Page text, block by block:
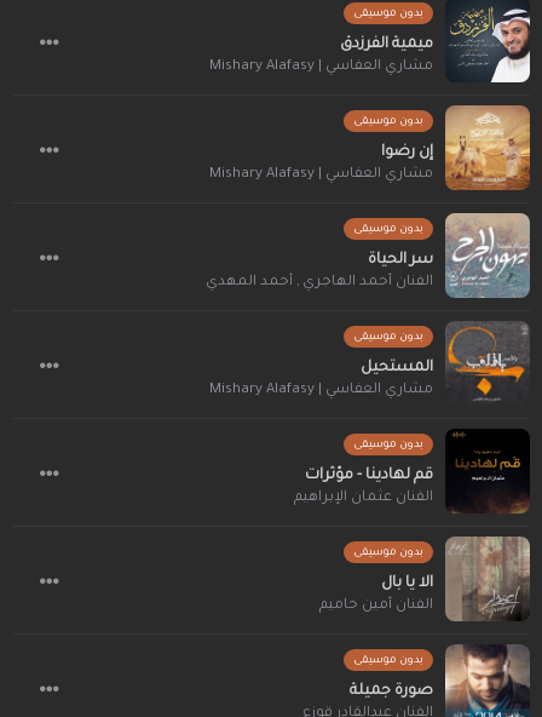
بدون موسيقى
ميمية الفرزدق
مشاري العفاسي | Mishary Alafasy
بدون موسيقى
إن رضوا
مشاري العفاسي | Mishary Alafasy
بدون موسيقى
سر الحياة
الفنان أحمد الهاجري , أحمد المهدي
بدون موسيقى
المستحيل
مشاري العفاسي | Mishary Alafasy
بدون موسيقى
قم لهادينا - مؤثرات
الفنان عثمان الإبراهيم
بدون موسيقى
الا يا بال
الفنان أمين حاميم
بدون موسيقى
صورة جميلة
الفنان عبدالقادر قوزع